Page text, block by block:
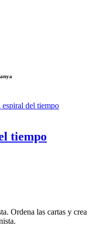
tiempo
Ordena las cartas y crea